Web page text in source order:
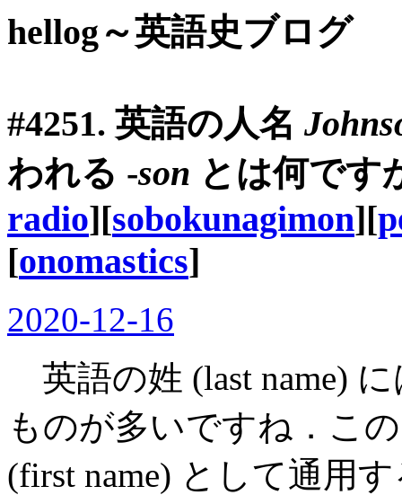
hellog～英語史ブログ
#4251. 英語の人名
われる -son とは何です
radio][sobokunagimon][
[onomastics]
2020-12-16
英語の姓 (last name)
ものが多いですね．こ
(first name) として通用